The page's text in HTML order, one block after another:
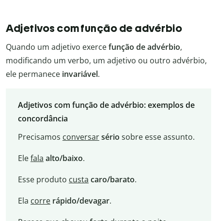
Adjetivos com função de advérbio
Quando um adjetivo exercefunção de advérbio,
modificando um verbo, um adjetivo ou outro advérbio,
ele permanece invariável.
Adjetivos com função de advérbio: exemplos de
concordância
Precisamos conversarsério sobre esse assunto.
Elefala alto/baixo.
Esse produto custa caro/barato.
Ela corre rápido/devagar.